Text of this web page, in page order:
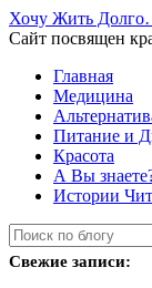
Хочу Жить
Сайт посвящен
Главная
Медицина
Питание и
Красота
А Вы
Истории
Свежие записи: